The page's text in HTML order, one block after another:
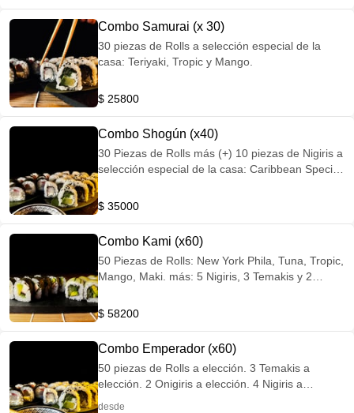
Combo Samurai (x 30)
30 piezas de Rolls a selección especial de la
casa: Teriyaki, Tropic y Mango.
$ 25800
Combo Shogún (x40)
30 Piezas de Rolls más (+) 10 piezas de Nigiris a
selección especial de la casa: Caribbean Special,
especial.
$ 35000
Combo Kami (x60)
50 Piezas de Rolls: New York Phila, Tuna, Tropic,
Mango, Maki. más: 5 Nigiris, 3 Temakis y 2
$ 58200
Combo Emperador (x60)
50 piezas de Rolls a elección. 3 Temakis a
elección. 2 Onigiris a elección. 4 Nigiris a
desde